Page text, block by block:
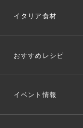
イタリア食材
おすすめレシピ
イベント情報